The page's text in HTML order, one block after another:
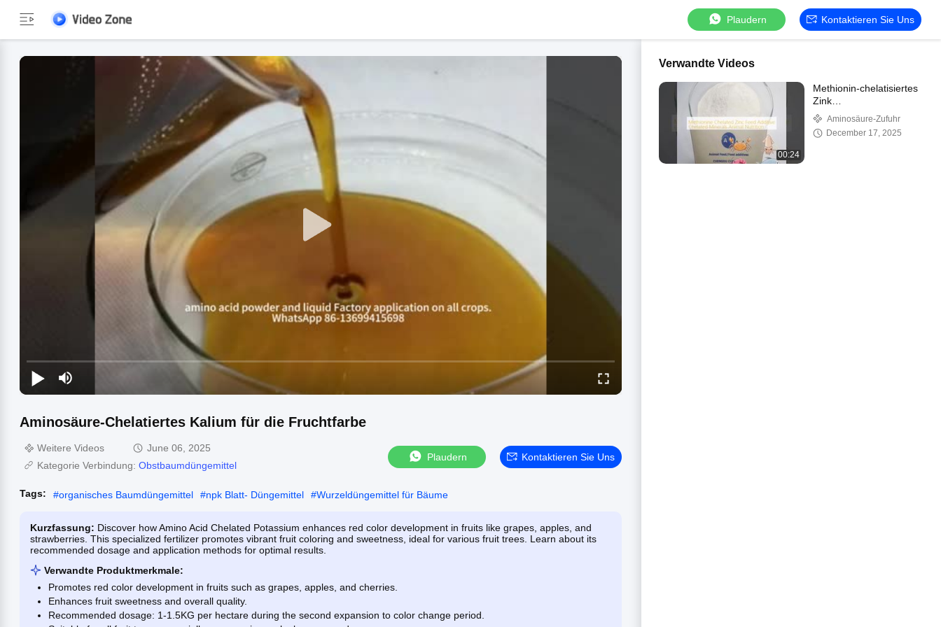
Plaudern Kontaktieren Sie Uns
Aminosäure-Chelatiertes Kalium für die Fruchtfarbe
Weitere Videos
June 06, 2025
Kategorie Verbindung: Obstbaumdüngemittel
Plaudern Kontaktieren Sie Uns
Tags: #organisches Baumdüngemittel #npk Blatt- Düngemittel #Wurzeldüngemittel für Bäume
Kurzfassung: Discover how Amino Acid Chelated Potassium enhances red color development in fruits like grapes, apples, and
strawberries. This specialized fertilizer promotes vibrant fruit coloring and sweetness, ideal for various fruit trees. Learn about its
recommended dosage and application methods for optimal results.
Verwandte Produktmerkmale:
Promotes red color development in fruits such as grapes, apples, and cherries.
Enhances fruit sweetness and overall quality.
Recommended dosage: 1-1.5KG per hectare during the second expansion to color change period.
Verwandte Videos
00:24
Methionin-chelatisiertes
Zink
Futtermittelzusatzstoff
Chelat-Mineralien
Tierernährung
Aminosäure-Zufuhr
December 17, 2025